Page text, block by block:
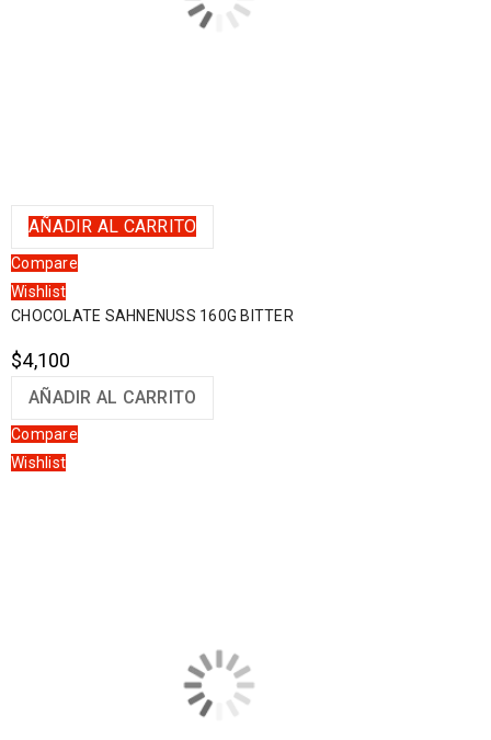
AÑADIR AL CARRITO
Compare
Wishlist
CHOCOLATE SAHNENUSS 160G BITTER
$4,100
AÑADIR AL CARRITO
Compare
Wishlist